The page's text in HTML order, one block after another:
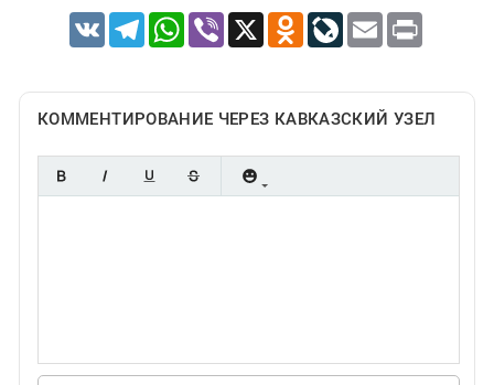
VK TelegramWhatsApp
Viber X Odnoklassniki
LiveJournal
Email Print
КОММЕНТИРОВАНИЕ ЧЕРЕЗ КАВКАЗСКИЙ УЗЕЛ